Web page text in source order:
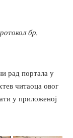
бр.
рад портала у
читаоца овог
у приложеној